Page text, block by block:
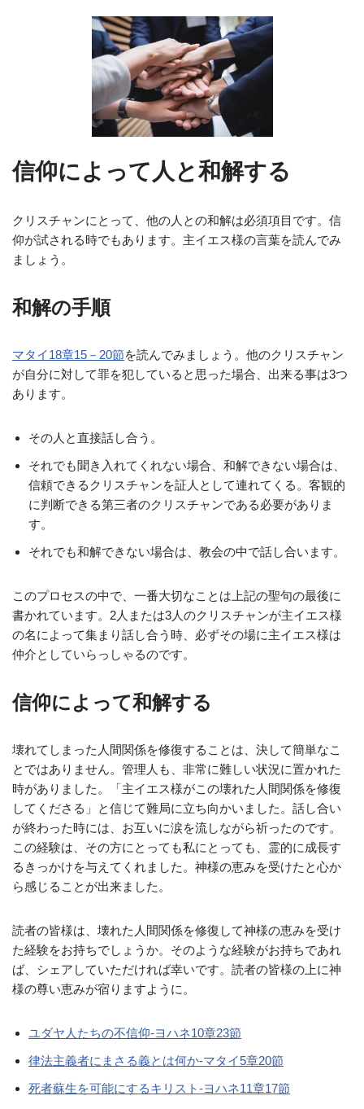
信仰によって人と和解する
クリスチャンにとって、他の人との和解は必須項目です。信
仰が試される時でもあります。主イエス様の言葉を読んでみ
ましょう。
和解の手順
マタイ18章15－20節を読んでみましょう。他のクリスチャン
が自分に対して罪を犯していると思った場合、出来る事は3つ
あります。
その人と直接話し合う。
それでも聞き入れてくれない場合、和解できない場合は、
信頼できるクリスチャンを証人として連れてくる。客観的
に判断できる第三者のクリスチャンである必要がありま
す。
それでも和解できない場合は、教会の中で話し合います。
このプロセスの中で、一番大切なことは上記の聖句の最後に
書かれています。2人または3人のクリスチャンが主イエス様
の名によって集まり話し合う時、必ずその場に主イエス様は
仲介としていらっしゃるのです。
信仰によって和解する
壊れてしまった人間関係を修復することは、決して簡単なこ
とではありません。管理人も、非常に難しい状況に置かれた
時がありました。「主イエス様がこの壊れた人間関係を修復
してくださる」と信じて難局に立ち向かいました。話し合い
が終わった時には、お互いに涙を流しながら祈ったのです。
この経験は、その方にとっても私にとっても、霊的に成長す
るきっかけを与えてくれました。神様の恵みを受けたと心か
ら感じることが出来ました。
読者の皆様は、壊れた人間関係を修復して神様の恵みを受け
た経験をお持ちでしょうか。そのような経験がお持ちであれ
ば、シェアしていただければ幸いです。読者の皆様の上に神
様の尊い恵みが宿りますように。
ユダヤ人たちの不信仰-ヨハネ10章23節
律法主義者にまさる義とは何か-マタイ5章20節
死者蘇生を可能にするキリスト-ヨハネ11章17節